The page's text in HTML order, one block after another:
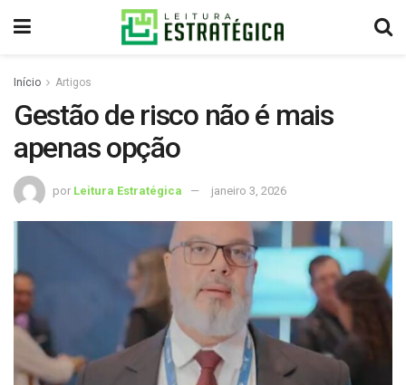
Início Artigos
Gestão de risco não é mais
apenas opção
por Leitura Estratégica janeiro 3, 2026